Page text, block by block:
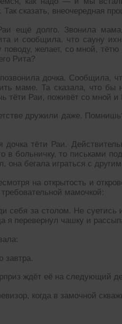
сказать, внеочередная
ещё долго. Звонила
и сообщила, что сауну
желает, со мной,
Рита?
дочка. Сообщила,
маме. Та сказала, что бы
тёти Раи, поживёт со мной и
дружили даже.
тёти Раи.
в больничку, то письками
она бегала играться с
на открытость и
мамочкой:
себя за столом. Не
я перевернул чашку и
завтра.
ждёт её на следующий
когда в замочной